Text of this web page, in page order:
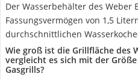
Der Wasserbehälter des Weber
Fassungsvermögen von 1,5
durchschnittlichen
Wie groß ist die Grillfläche des
vergleicht es sich mit der
Gasgrills?